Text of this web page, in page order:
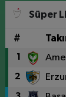
Süper
#
1
2